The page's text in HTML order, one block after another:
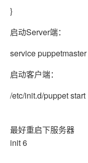
}
启动Server端：
service
启动客户端：
/etc/init.d/puppet start
最好重启下服务器
init 6